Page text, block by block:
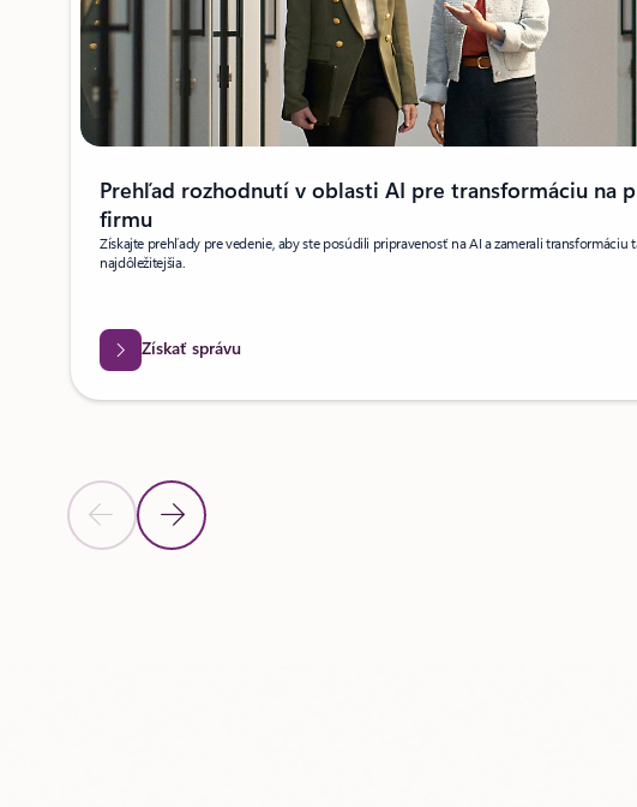
Predchádzajúca snímka
Nasledujúca snímka
Prehľad rozhodnutí v oblasti AI pre transformáciu na
firmu
Získajte prehľady pre vedenie, aby ste posúdili pripravenosť na AI a zamerali transformáciu
najdôležitejšia.
Získať správu